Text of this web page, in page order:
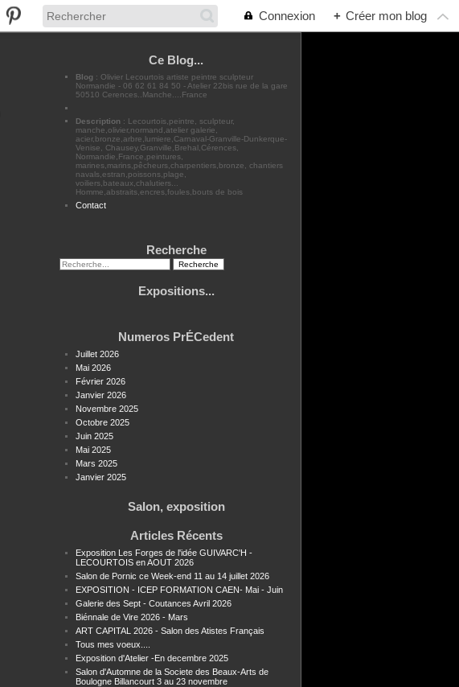
Connexion + Créer mon blog
Ce Blog...
Blog : Olivier Lecourtois artiste peintre sculpteur
Normandie - 06 62 61 84 50 - Atelier 22bis rue de la gare
50510 Cerences..Manche....France
Description : Lecourtois,peintre, sculpteur,
manche,olivier,normand,atelier galerie,
acier,bronze,arbre,lumiere,Carnaval-Granville-Dunkerque-
Venise, Chausey,Granville,Brehal,Cérences,
Normandie,France,peintures,
marines,marins,pêcheurs,charpentiers,bronze, chantiers
navals,estran,poissons,plage,
voiliers,bateaux,chalutiers...
Homme,abstraits,encres,foules,bouts de bois
Contact
Recherche
Expositions...
Numeros PrÉCedent
Juillet 2026
Mai 2026
Février 2026
Janvier 2026
Novembre 2025
Octobre 2025
Juin 2025
Mai 2025
Mars 2025
Janvier 2025
Salon, exposition
Articles Récents
Exposition Les Forges de l'idée GUIVARC'H -
LECOURTOIS en AOUT 2026
Salon de Pornic ce Week-end 11 au 14 juillet 2026
EXPOSITION - ICEP FORMATION CAEN- Mai - Juin
Galerie des Sept - Coutances Avril 2026
Biénnale de Vire 2026 - Mars
ART CAPITAL 2026 - Salon des Atistes Français
Tous mes voeux....
Exposition d'Atelier -En decembre 2025
Salon d'Automne de la Societe des Beaux-Arts de
Boulogne Billancourt 3 au 23 novembre